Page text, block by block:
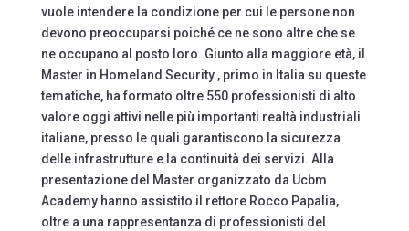
vuole intendere la condizione per cui le persone non
devono preoccuparsi poiché ce ne sono altre che se
ne occupano al posto loro. Giunto alla maggiore età, il
Master in Homeland Security , primo in Italia su queste
tematiche, ha formato oltre 550 professionisti di alto
valore oggi attivi nelle più importanti realtà industriali
italiane, presso le quali garantiscono la sicurezza
delle infrastrutture e la continuità dei servizi. Alla
presentazione del Master organizzato da Ucbm
Academy hanno assistito il rettore Rocco Papalia,
oltre a una rappresentanza di professionisti del